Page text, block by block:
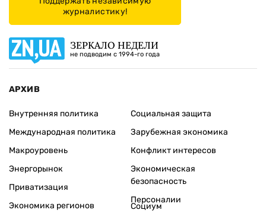
журналистику!
ЗЕРКАЛО НЕДЕЛИ
не подводим с 1994-го года
АРХИВ
Внутренняя политика
Международная политика
Макроуровень
Энергорынок
Приватизация
Экономика регионов
Социальная защита
Зарубежная экономика
Конфликт интересов
Экономическая
безопасность
Персоналии
Социум